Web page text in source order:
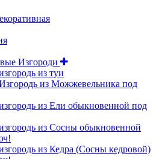
Изгороди
из туи
из Можжевельника под
из Ели обыкновенной под
из Сосны обыкновенной
из Кедра (Сосны кедровой)